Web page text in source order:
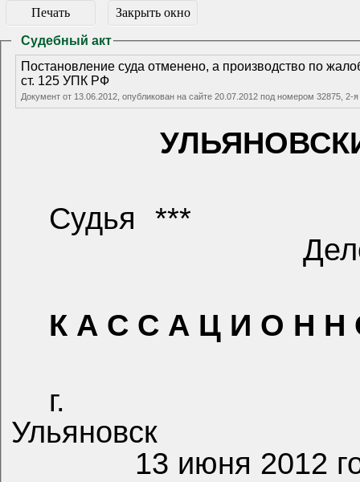
Печать Закрыть окно
Судебный акт
Постановление суда отменено, а производство по жалобе прекращено ввиду отсутствия предмета обжалования в порядке
ст. 125 УПК РФ
Документ от 13.06.2012, опубликован на сайте 20.07.2012 под номером
Судья ***
К А С С А Ц И О Н Н
г.
Ульяновск
13 июня 2012